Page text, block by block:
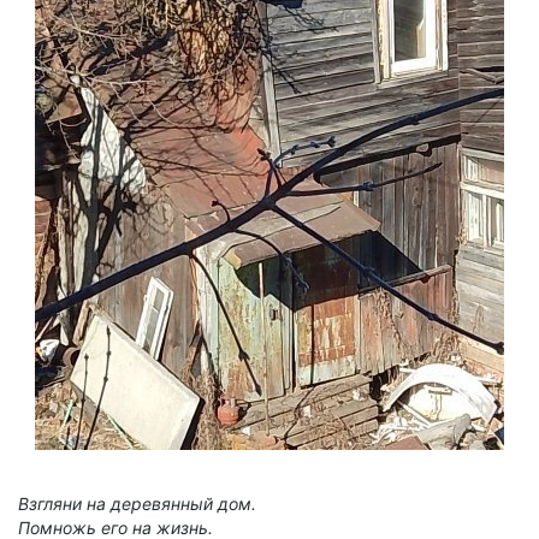
Взгляни на деревянный дом.
Помножь его на жизнь.